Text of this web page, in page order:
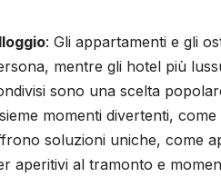
: Gli appartamenti e gli
mentre gli hotel più
sono una scelta
momenti divertenti,
soluzioni uniche, come
aperitivi al tramonto e